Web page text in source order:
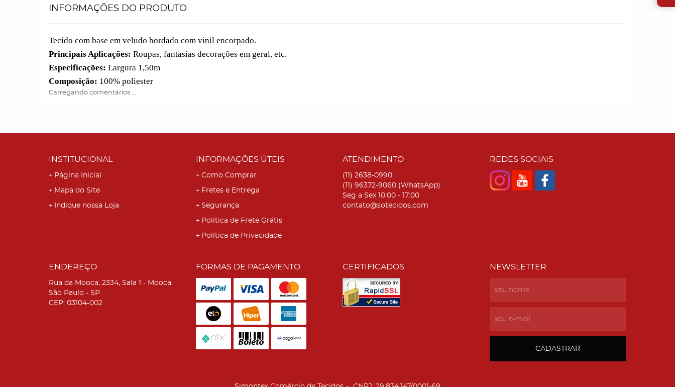
INFORMAÇÕES DO PRODUTO
Tecido com base em veludo bordado com vinil encorpado.
Principais Aplicações: Roupas, fantasias decorações em geral, etc.
Especificações: Largura 1,50m
Composição: 100% poliester
Carregando comentários ...
INSTITUCIONAL
Página Inicial
Mapa do Site
Indique nossa Loja
INFORMAÇÕES ÚTEIS
Como Comprar
Fretes e Entrega
Segurança
Politica de Frete Grátis
Política de Privacidade
ATENDIMENTO
(11) 2638-0990
(11) 96372-9060 (WhatsApp)
Seg a Sex 10:00 - 17:00
contato@sotecidos.com
REDES SOCIAIS
ENDEREÇO
Rua da Mooca, 2334, Sala 1 - Mooca,
São Paulo - SP
CEP: 03104-002
FORMAS DE PAGAMENTO CERTIFICADOS NEWSLETTER
CADASTRAR